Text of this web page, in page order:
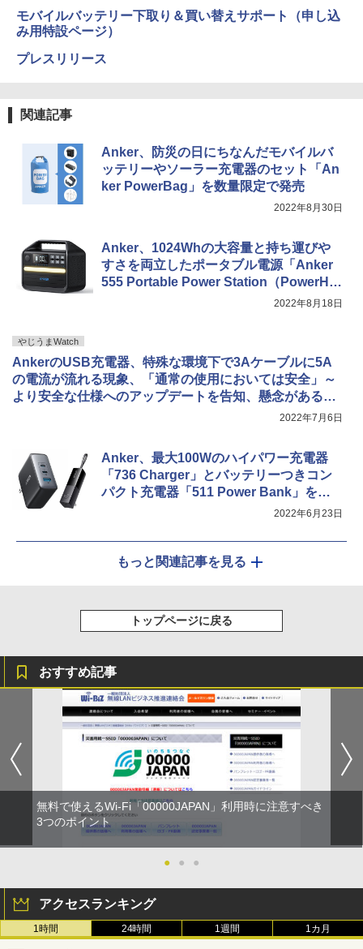
モバイルバッテリー下取り＆買い替えサポート（申し込
み用特設ページ）
プレスリリース
関連記事
Anker、防災の日にちなんだモバイルバ
ッテリーやソーラー充電器のセット「An
ker PowerBag」を数量限定で発売
2022年8月30日
Anker、1024Whの大容量と持ち運びや
すさを両立したポータブル電源「Anker
555 Portable Power Station（PowerHo
2022年8月18日
やじうまWatch
AnkerのUSB充電器、特殊な環境下で3Aケーブルに5A
の電流が流れる現象、「通常の使用においては安全」～
より安全な仕様へのアップデートを告知、懸念がある場
2022年7月6日
Anker、最大100Wのハイパワー充電器
「736 Charger」とバッテリーつきコン
パクト充電器「511 Power Bank」を発
2022年6月23日
もっと関連記事を見る
トップページに戻る
おすすめ記事
無料で使えるWi-Fi「00000JAPAN」利用時に注意すべき
3つのポイント
● ● ●
アクセスランキング
1時間 24時間 1週間 1カ月